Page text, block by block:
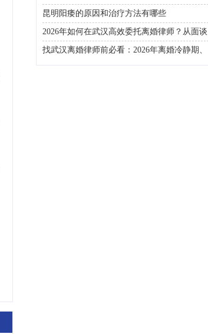
昆明阳痿的原因和治疗方法有哪些
2026年如何在武汉高效委托离婚律师？从面谈
咨询到判决执行的完整避雷手册
找武汉离婚律师前必看：2026年离婚冷静期、